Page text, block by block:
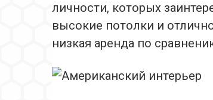
личности, которых
высокие потолки и
низкая аренда по